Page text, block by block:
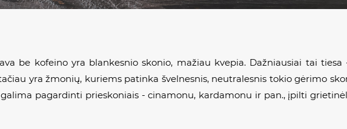
be kofeino yra blankesnio skonio, mažiau kvepia. Dažniausiai tai
yra žmonių, kuriems patinka švelnesnis, neutralesnis tokio gėrimo
pagardinti prieskoniais - cinamonu, kardamonu ir pan., įpilti